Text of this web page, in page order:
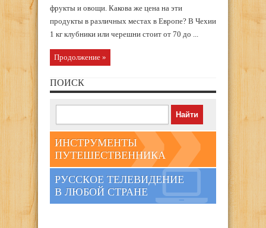
фрукты и овощи. Какова же цена на эти
продукты в различных местах в Европе? В Чехии
1 кг клубники или черешни стоит от 70 до ...
Продолжение »
ПОИСК
ИНСТРУМЕНТЫ
ПУТЕШЕСТВЕННИКА
РУССКОЕ ТЕЛЕВИДЕНИЕ
В ЛЮБОЙ СТРАНЕ